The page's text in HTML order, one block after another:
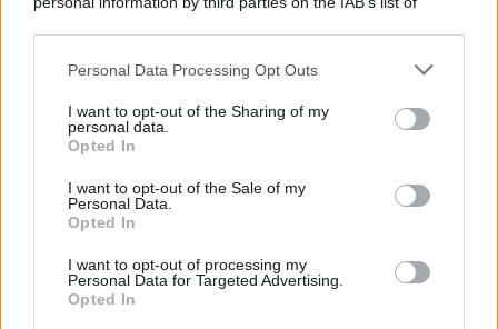
This information may also be disclosed by us to third parties
disclose it to other third parties.
Please note that this website/app uses one or more Google
services and may gather and store information including but
not limited to your visit or usage behaviour. You may click to
grant or deny consent to Google and its third-party tags to
consent section.
Personal Data Processing Opt Outs
I want to opt-out of the Sharing of my
personal data.
Opted In
I want to opt-out of the Sale of my
Personal Data.
Opted In
I want to opt-out of processing my
Personal Data for Targeted Advertising.
Opted In